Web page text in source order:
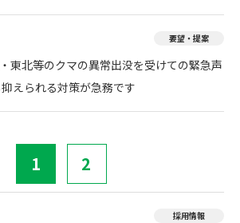
要望・提案
北等のクマの異常出没を受けての緊急声
えられる対策が急務です
1 2
採用情報